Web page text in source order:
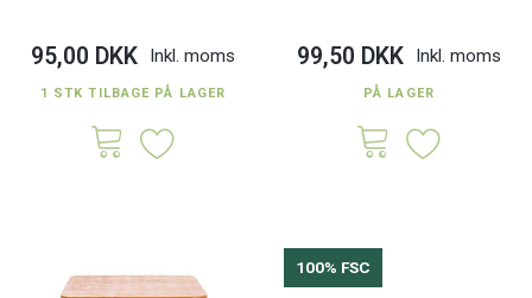
95,00 DKK Inkl. moms
1 STK TILBAGE PÅ LAGER
99,50 DKK Inkl. moms
PÅ LAGER
100% FSC